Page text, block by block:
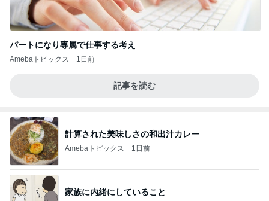
パートになり専属で仕事する考え
Amebaトピックス 1日前
記事を読む
計算された美味しさの和出汁カレー
Amebaトピックス 1日前
家族に内緒にしていること